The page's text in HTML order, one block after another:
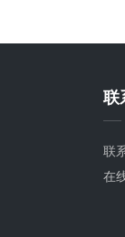
联
联
在